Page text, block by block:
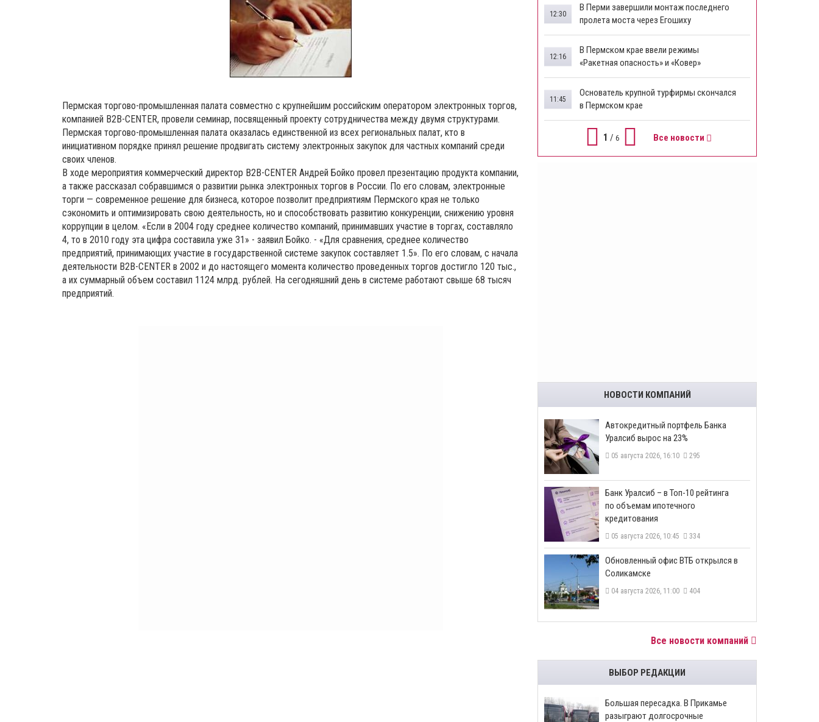
Пермская торгово-промышленная палата совместно с крупнейшим российским оператором электронных торгов,
компанией B2B-CENTER, провели семинар, посвященный проекту сотрудничества между двумя структурами.
Пермская торгово-промышленная палата оказалась единственной из всех региональных палат, кто в
инициативном порядке принял решение продвигать систему электронных закупок для частных компаний среди
своих членов.
В ходе мероприятия коммерческий директор B2B-CENTER Андрей Бойко провел презентацию продукта компании,
а также рассказал собравшимся о развитии рынка электронных торгов в России. По его словам, электронные
торги — современное решение для бизнеса, которое позволит предприятиям Пермского края не только
сэкономить и оптимизировать свою деятельность, но и способствовать развитию конкуренции, снижению уровня
коррупции в целом. «Если в 2004 году среднее количество компаний, принимавших участие в торгах, составляло
4, то в 2010 году эта цифра составила уже 31» - заявил Бойко. - «Для сравнения, среднее количество
предприятий, принимающих участие в государственной системе закупок составляет 1.5». По его словам, с начала
деятельности B2B-CENTER в 2002 и до настоящего момента количество проведенных торгов достигло 120 тыс.,
а их суммарный объем составил 1124 млрд. рублей. На сегодняшний день в системе работают свыше 68 тысяч
предприятий.
В Перми завершили монтаж последнего
пролета моста через Егошиху
12:30
В Пермском крае ввели режимы
«Ракетная опасность» и «Ковер»
12:16
Основатель крупной турфирмы скончался
в Пермском крае
11:45
1 / 6 Все новости
НОВОСТИ КОМПАНИЙ
​Автокредитный портфель Банка
Уралсиб вырос на 23%
05 августа 2026, 16:10 295
​Банк Уралсиб – в Топ-10 рейтинга
по объемам ипотечного
кредитования
05 августа 2026, 10:45 334
​Обновленный офис ВТБ открылся в
Соликамске
04 августа 2026, 11:00 404
Все новости компаний
ВЫБОР РЕДАКЦИИ
Большая пересадка. В Прикамье
разыграют долгосрочные